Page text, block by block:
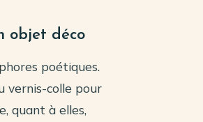
objet déco
poétiques.
vernis-colle pour
quant à elles,